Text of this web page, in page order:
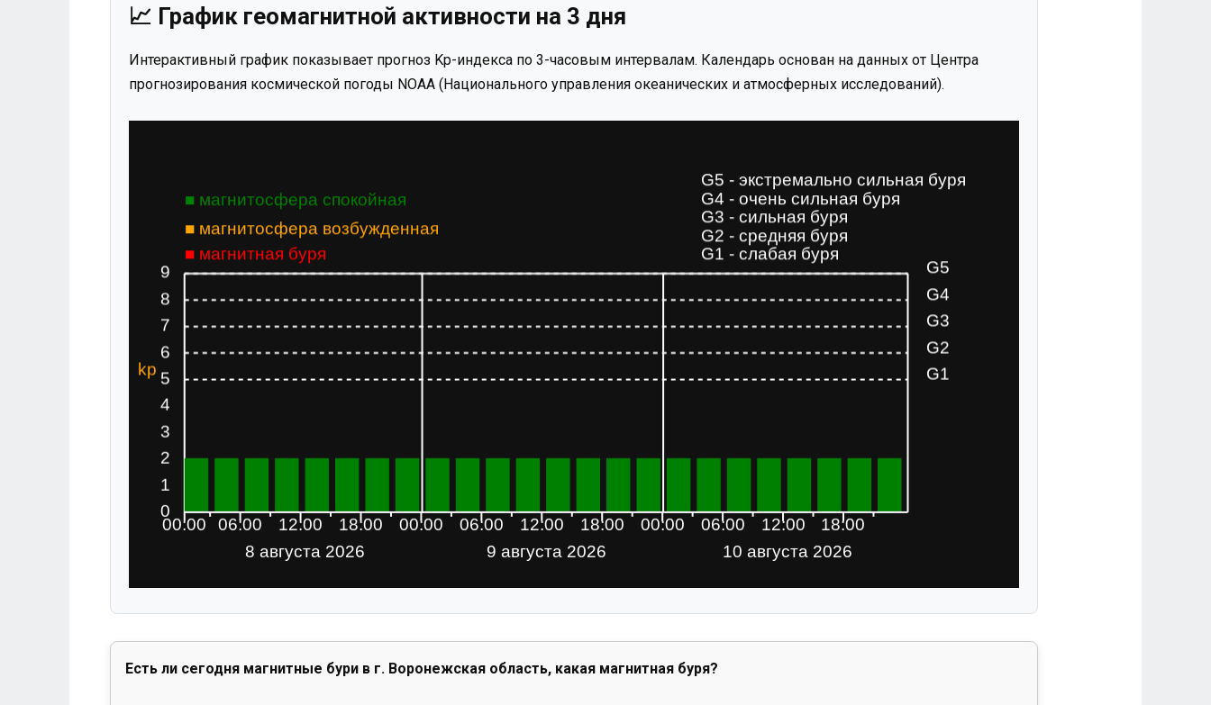
📈 График геомагнитной активности на 3 дня
Интерактивный график показывает прогноз Kp-индекса по 3-часовым интервалам. Календарь основан на данных от Центра
прогнозирования космической погоды NOAA (Национального управления океанических и атмосферных исследований).
Есть ли сегодня магнитные бури в г. Воронежская область, какая магнитная буря?